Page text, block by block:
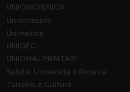
UNIONCHIMICA
Uniontessile
Unimatica
UNIGEC
UNIONALIMENTARI
Salute, Università e Ricerca
Turismo e Cultura